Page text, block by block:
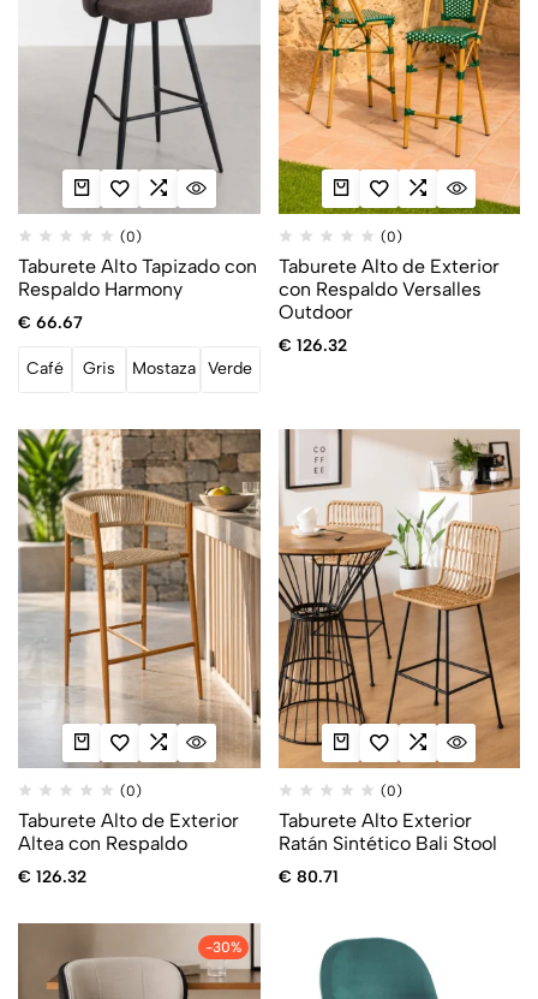
(0)
Taburete Alto Tapizado con
Respaldo Harmony
€ 66.67
Café Gris Mostaza Verde
(0)
Taburete Alto de Exterior
con Respaldo Versalles
Outdoor
€ 126.32
(0)
Taburete Alto de Exterior
Altea con Respaldo
€ 126.32
(0)
Taburete Alto Exterior
Ratán Sintético Bali Stool
€ 80.71
-30%